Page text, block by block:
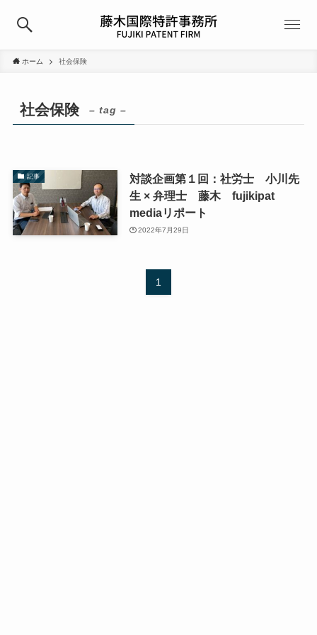
ホーム 社会保険
社会保険 – tag –
記事
対談企画第１回：社労士 小川先
生 × 弁理士 藤木 fujikipat
mediaリポート
2022年7月29日
1